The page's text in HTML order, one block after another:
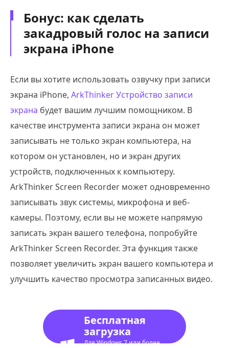
Бонус: как сделать
закадровый голос на записи
экрана iPhone
Если вы хотите использовать озвучку при записи
экрана iPhone, ArkThinker Устройство записи
экрана будет вашим лучшим помощником. В
качестве инструмента записи экрана он может
записывать не только экран компьютера, на
котором он установлен, но и экран других
устройств, подключенных к компьютеру.
ArkThinker Screen Recorder может одновременно
записывать звук системы, микрофона и веб-
камеры. Поэтому, если вы не можете напрямую
записать экран вашего телефона, попробуйте
ArkThinker Screen Recorder. Эта функция также
позволяет увеличить экран вашего компьютера и
улучшить качество просмотра записанных видео.
Бесплатная
загрузка
Для Windows 7 или более